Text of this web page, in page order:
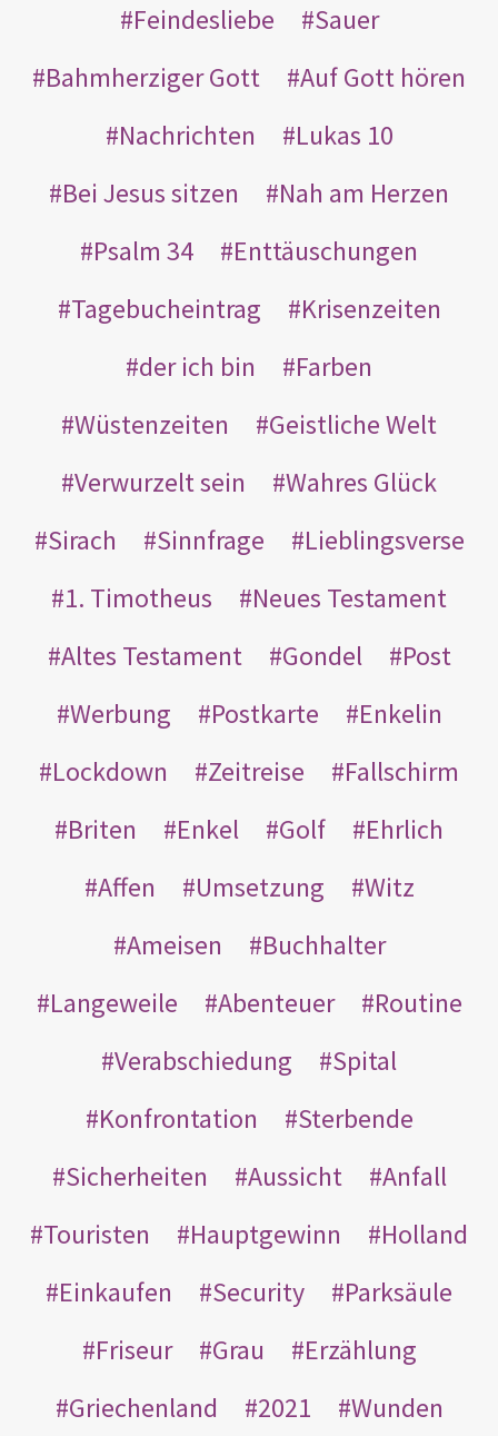
Feindesliebe
Sauer
Bahmherziger Gott
Auf Gott hören
Nachrichten
Lukas 10
Bei Jesus sitzen
Nah am Herzen
Psalm 34
Enttäuschungen
Tagebucheintrag
Krisenzeiten
der ich bin
Farben
Wüstenzeiten
Geistliche Welt
Verwurzelt sein
Wahres Glück
Sirach
Sinnfrage
Lieblingsverse
1. Timotheus
Neues Testament
Altes Testament
Gondel
Post
Werbung
Postkarte
Enkelin
Lockdown
Zeitreise
Fallschirm
Briten
Enkel Golf
Ehrlich
Affen
Umsetzung
Witz
Ameisen
Buchhalter
Langeweile
Abenteuer
Routine
Verabschiedung
Spital
Konfrontation
Sterbende
Sicherheiten
Aussicht
Anfall
Touristen
Hauptgewinn
Holland
Einkaufen
Security
Parksäule
Friseur
Grau
Erzählung
Griechenland
2021 Wunden